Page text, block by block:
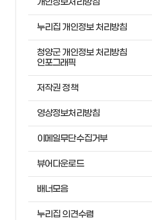
개인정보처리방침
누리집 개인정보 처리방침
청양군 개인정보 처리방침
인포그래픽
저작권 정책
영상정보처리방침
이메일무단수집거부
뷰어다운로드
배너모음
누리집 의견수렴